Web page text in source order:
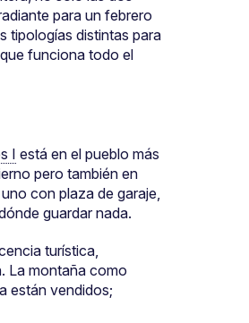
para un febrero
tipologías distintas para
funciona todo el
I está en el pueblo más
pero también en
con plaza de garaje,
guardar nada.
turística,
La montaña como
están vendidos;